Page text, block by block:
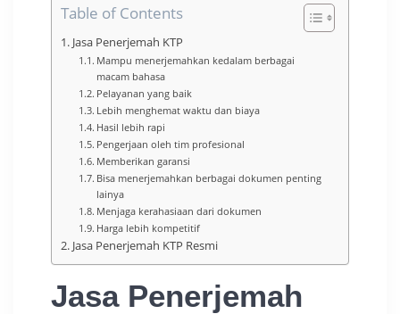
Table of Contents
Jasa Penerjemah KTP
Mampu menerjemahkan kedalam berbagai
macam bahasa
Pelayanan yang baik
Lebih menghemat waktu dan biaya
Hasil lebih rapi
Pengerjaan oleh tim profesional
Memberikan garansi
Bisa menerjemahkan berbagai dokumen penting
lainya
Menjaga kerahasiaan dari dokumen
Harga lebih kompetitif
Jasa Penerjemah KTP Resmi
Jasa Penerjemah